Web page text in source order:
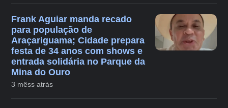
Frank Aguiar manda recado
para população de
Araçariguama; Cidade prepara
festa de 34 anos com shows e
entrada solidária no Parque da
Mina do Ouro
3 mêss atrás